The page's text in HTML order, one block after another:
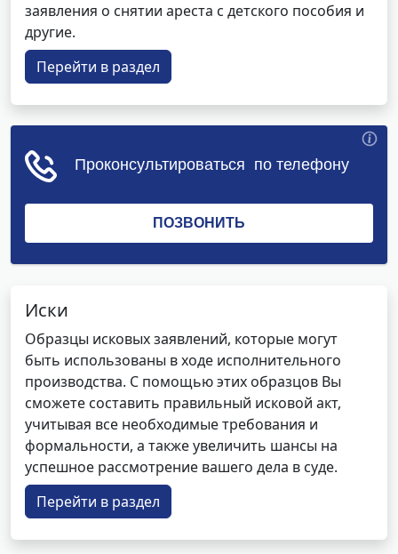
заявления о снятии ареста с детского пособия и
другие.
Перейти в раздел
Иски
Образцы исковых заявлений, которые могут
быть использованы в ходе исполнительного
производства. С помощью этих образцов Вы
сможете составить правильный исковой акт,
учитывая все необходимые требования и
формальности, а также увеличить шансы на
успешное рассмотрение вашего дела в суде.
Перейти в раздел